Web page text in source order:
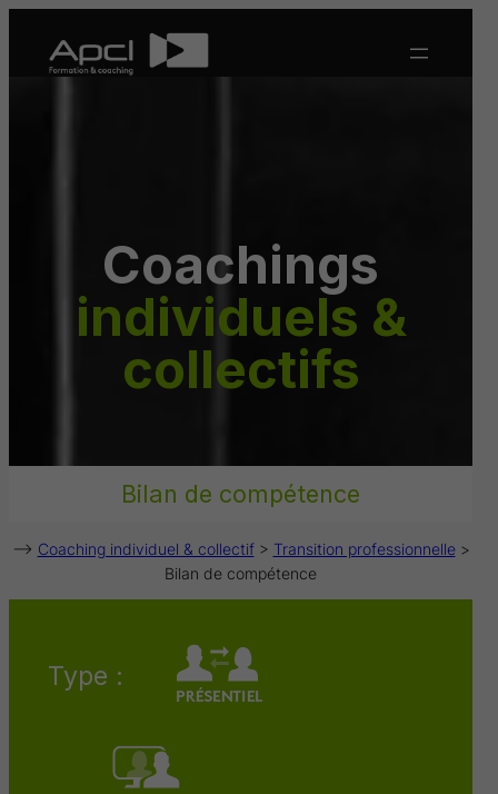
contenu
Coachings
individuels &
collectifs
Bilan de compétence
–> Coaching individuel & collectif> Transition professionnelle>
Bilan de compétence
Type :